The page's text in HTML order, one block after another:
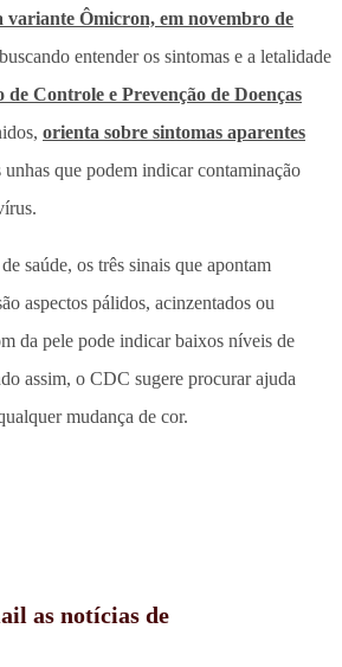
variante Ômicron, em novembro de
entender os sintomas e a letalidade
de Controle e Prevenção de Doenças
orienta sobre sintomas aparentes
unhas que podem indicar contaminação
saúde, os três sinais que apontam
aspectos pálidos, acinzentados ou
da pele pode indicar baixos níveis de
assim, o CDC sugere procurar ajuda
mudança de cor.
as notícias de